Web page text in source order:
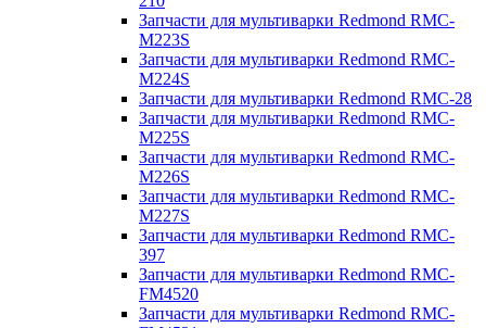
Запчасти для мультиварки Redmond RMC-
M223S
Запчасти для мультиварки Redmond RMC-
M224S
Запчасти для мультиварки Redmond RMC-28
Запчасти для мультиварки Redmond RMC-
M225S
Запчасти для мультиварки Redmond RMC-
M226S
Запчасти для мультиварки Redmond RMC-
M227S
Запчасти для мультиварки Redmond RMC-
397
Запчасти для мультиварки Redmond RMC-
FM4520
Запчасти для мультиварки Redmond RMC-